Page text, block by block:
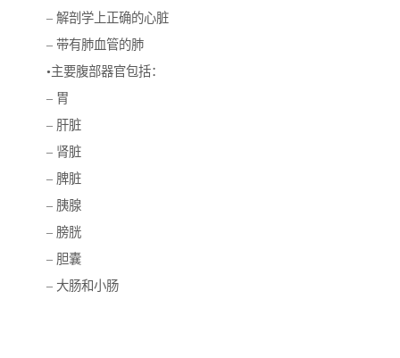
– 解剖学上正确的心脏
– 带有肺血管的肺
•主要腹部器官包括：
– 胃
– 肝脏
– 肾脏
– 脾脏
– 胰腺
– 膀胱
– 胆囊
– 大肠和小肠